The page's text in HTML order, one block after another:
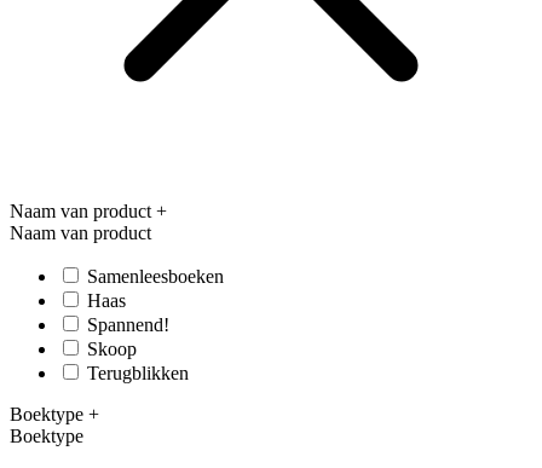
Naam van product +
Naam van product
Samenleesboeken
Haas
Spannend!
Skoop
Terugblikken
Boektype +
Boektype